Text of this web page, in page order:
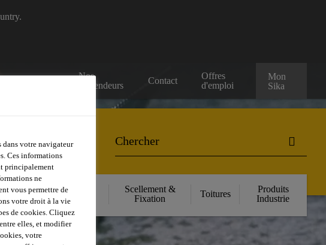
Nos
Revendeurs
Contact
Offres
d'emploi
Mon
Sika
Renforcement
Structurel
Scellement &
Fixation
Toitures
Produits
Industrie
dans votre navigateur
Ces informations
principalement
ne
vous permettre de
votre droit à la vie
de cookies. Cliquez
elles, et modifier
votre